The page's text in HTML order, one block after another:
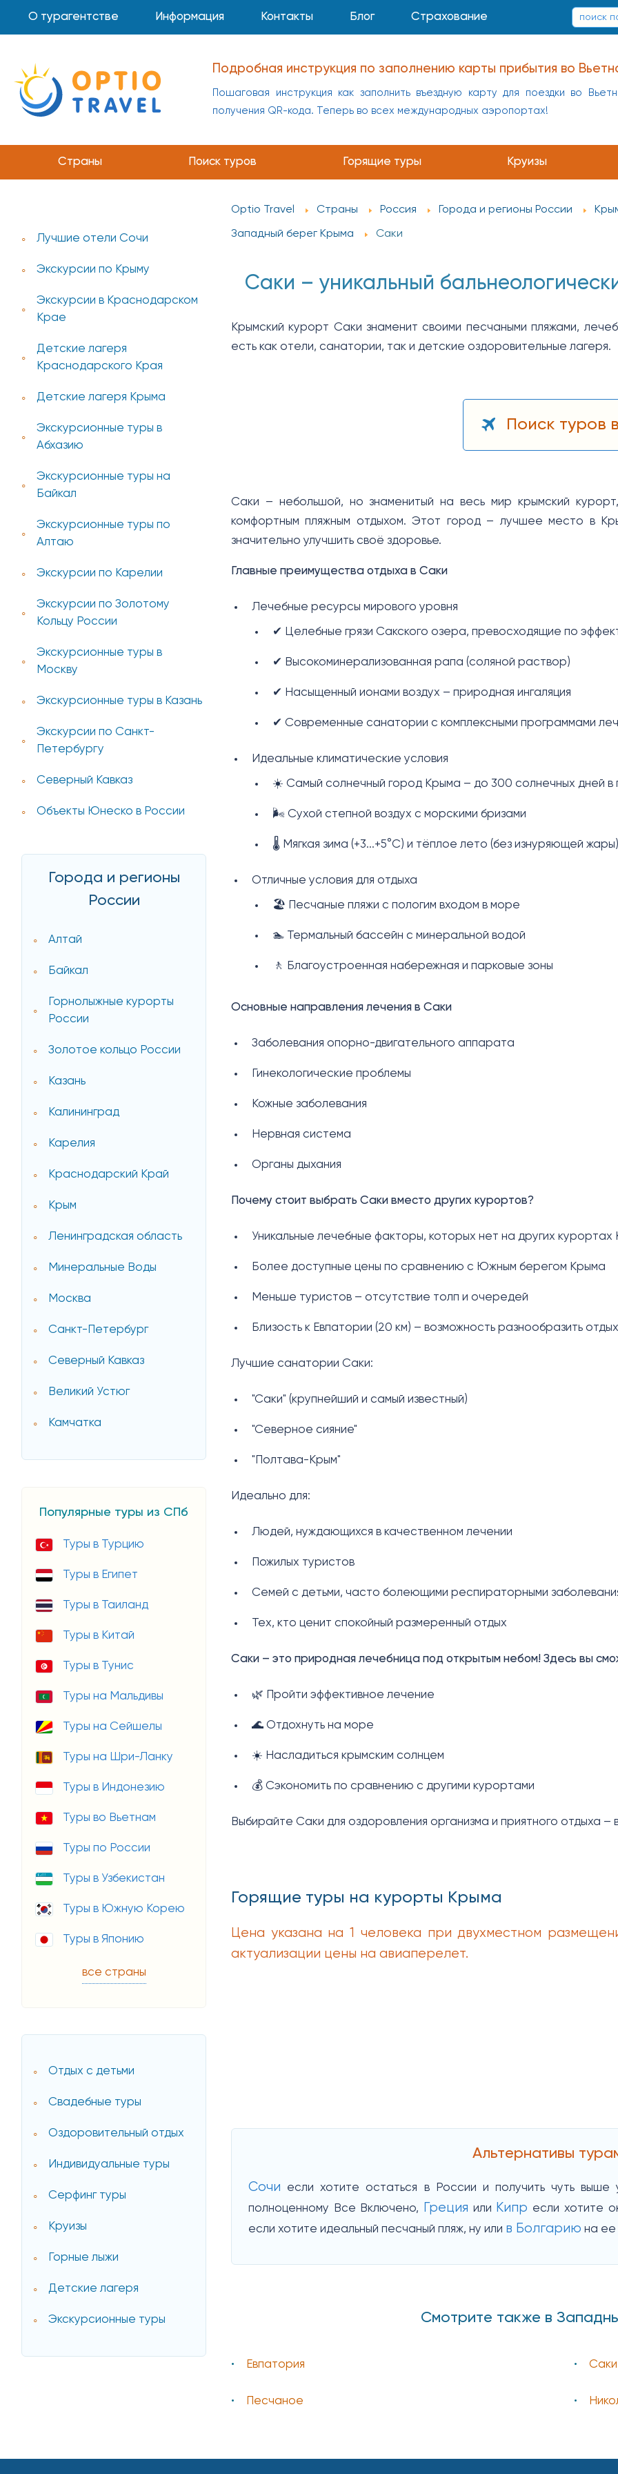
О турагентстве Информация Контакты Блог Страхование
Подробная инструкция по заполнению карты прибытия во
Пошаговая инструкция как заполнить въездную карту для поездки во
получения QR-кода. Теперь во всех международных аэропортах!
Страны Поиск туров Горящие туры Круизы
Лучшие отели Сочи
Экскурсии по Крыму
Экскурсии в Краснодарском
Крае
Детские лагеря
Краснодарского Края
Детские лагеря Крыма
Экскурсионные туры в
Абхазию
Экскурсионные туры на
Байкал
Экскурсионные туры по
Алтаю
Экскурсии по Карелии
Экскурсии по Золотому
Кольцу России
Экскурсионные туры в
Москву
Экскурсионные туры в Казань
Экскурсии по Санкт-
Петербургу
Северный Кавказ
Объекты Юнеско в России
Города и регионы
России
Алтай
Байкал
Горнолыжные курорты
России
Золотое кольцо России
Казань
Калининград
Карелия
Краснодарский Край
Крым
Ленинградская область
Минеральные Воды
Москва
Санкт-Петербург
Северный Кавказ
Великий Устюг
Камчатка
Популярные туры из СПб
Туры в Турцию
Туры в Египет
Туры в Таиланд
Туры в Китай
Туры в Тунис
Туры на Мальдивы
Туры на Сейшелы
Туры на Шри-Ланку
Туры в Индонезию
Туры во Вьетнам
Туры по России
Туры в Узбекистан
Туры в Южную Корею
Туры в Японию
все страны
Отдых с детьми
Свадебные туры
Оздоровительный отдых
Индивидуальные туры
Серфинг туры
Круизы
Горные лыжи
Детские лагеря
Экскурсионные туры
Optio Travel Страны Россия Города и регионы России
Западный берег Крыма Саки
Саки – уникальный
Крымский курорт Саки знаменит своими песчаными пляжами,
есть как отели, санатории, так и детские оздоровительные лагеря.
Поиск туров
Саки – небольшой, но знаменитый на весь мир крымский
комфортным пляжным отдыхом. Этот город – лучшее место в
значительно улучшить своё здоровье.
Главные преимущества отдыха в Саки
Лечебные ресурсы мирового уровня
✔ Целебные грязи Сакского озера, превосходящие по
✔ Высокоминерализованная рапа (соляной раствор)
✔ Насыщенный ионами воздух – природная ингаляция
✔ Современные санатории с комплексными программами
Идеальные климатические условия
☀️ Самый солнечный город Крыма – до 300 солнечных дней в
🌬️ Сухой степной воздух с морскими бризами
🌡️ Мягкая зима (+3...+5°C) и тёплое лето (без изнуряющей
Отличные условия для отдыха
🏖️ Песчаные пляжи с пологим входом в море
🏊 Термальный бассейн с минеральной водой
🚶 Благоустроенная набережная и парковые зоны
Основные направления лечения в Саки
Заболевания опорно-двигательного аппарата
Гинекологические проблемы
Кожные заболевания
Нервная система
Органы дыхания
Почему стоит выбрать Саки вместо других курортов?
Уникальные лечебные факторы, которых нет на других курортах
Более доступные цены по сравнению с Южным берегом Крыма
Меньше туристов – отсутствие толп и очередей
Близость к Евпатории (20 км) – возможность разнообразить
Лучшие санатории Саки:
"Саки" (крупнейший и самый известный)
"Северное сияние"
"Полтава-Крым"
Идеально для:
Людей, нуждающихся в качественном лечении
Пожилых туристов
Семей с детьми, часто болеющими респираторными
Тех, кто ценит спокойный размеренный отдых
Саки – это природная лечебница под открытым небом! Здесь вы
🌿 Пройти эффективное лечение
🌊 Отдохнуть на море
☀️ Насладиться крымским солнцем
💰 Сэкономить по сравнению с другими курортами
Выбирайте Саки для оздоровления организма и приятного отдыха
Горящие туры на курорты Крыма
Цена указана на 1 человека при двухместном
актуализации цены на авиаперелет.
Альтернативы
Сочи если хотите остаться в России и получить чуть
полноценному Все Включено,
Греция или Кипр если хотите
если хотите идеальный песчаный пляж, ну или в Болгарию на ее
Смотрите также в
Евпатория Саки
Песчаное